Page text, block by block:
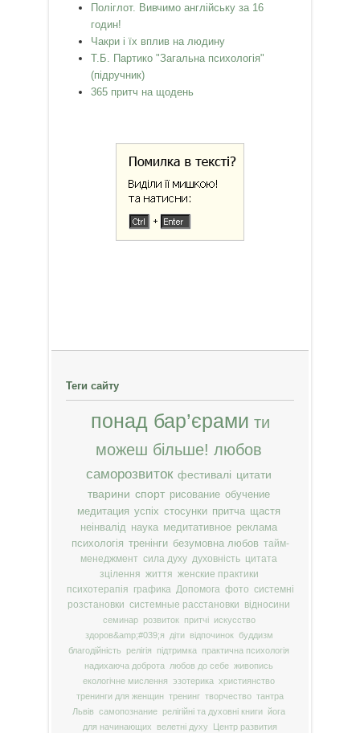
Поліглот. Вивчимо англійську за 16
годин!
Чакри і їх вплив на людину
Т.Б. Партико "Загальна психологія"
(підручник)
365 притч на щодень
Теги сайту
понад бар’єрами ти
можеш більше! любов
саморозвиток фестивалі цитати
тварини спорт рисование обучение
медитация успіх стосунки притча щастя
неінвалід наука медитативное реклама
психологія тренінги безумовна любов тайм-
менеджмент сила духу духовність цитата
зцілення життя женские практики
психотерапія графика Допомога фото системні
розстановки системные расстановки відносини
семинар розвиток притчі
искусство
здоров&amp;#039;я
діти відпочинок буддизм
благодійність
релігія підтримка
практична психологія
надихаюча доброта
любов до себе живопись
екологічне мислення
эзотерика християнство
тренинги для женщин тренинг творчество тантра
Львів самопознание релігійні та духовні книги йога
для начинающих
велетні духу Центр развития